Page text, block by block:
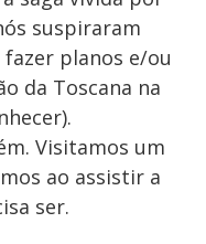
suspiraram
fazer planos e/ou
da Toscana na
Visitamos um
ao assistir a
ser.